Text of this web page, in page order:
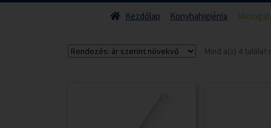
Kezdőlap Konyhahigiénia
Mind a(z) 4